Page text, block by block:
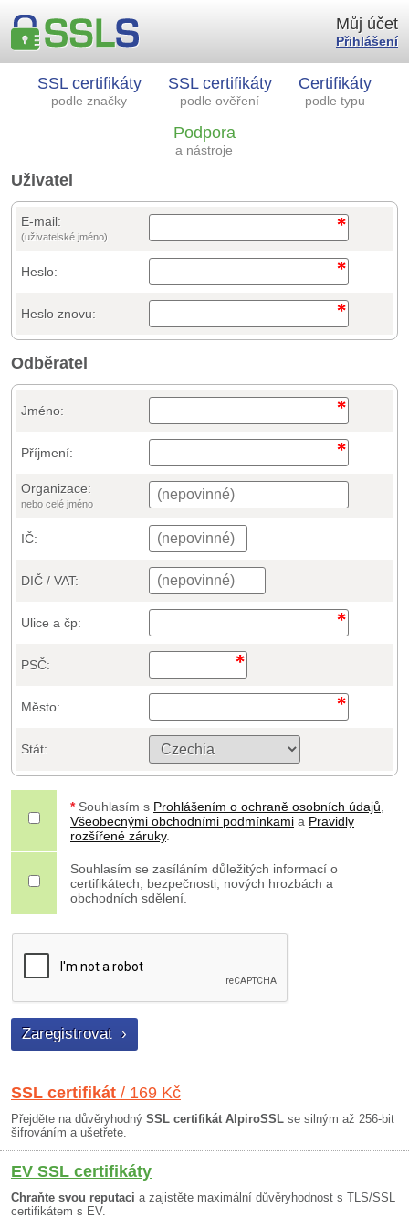
SSL certifikáty
podle značky
SSL certifikáty
podle ověření
Certifikáty
podle typu
Podpora
a nástroje
Můj účet
Přihlášení
Uživatel
E-mail:
(uživatelské jméno)
Heslo:
Heslo znovu:
Odběratel
Jméno:
Příjmení:
Organizace:
nebo celé jméno
IČ:
DIČ / VAT:
Ulice a čp:
PSČ:
Město:
Stát:
* Souhlasím s Prohlášením o ochraně osobních údajů
Všeobecnými obchodními podmínkami a Pravidly
rozšířené záruky.
Souhlasím se zasíláním důležitých informací o
certifikátech, bezpečnosti, nových hrozbách a
obchodních sdělení.
SSL certifikát / 169 Kč
Přejděte na důvěryhodný SSL certifikát AlpiroSSL se silným až 256-bit
šifrováním a ušetřete.
EV SSL certifikáty
Chraňte svou reputaci a zajistěte maximální důvěryhodnost s TLS/SSL
certifikátem s EV.